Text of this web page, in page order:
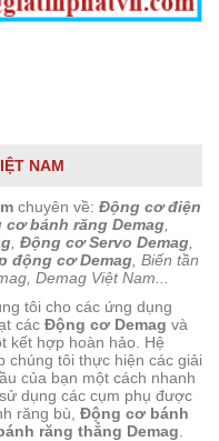
NAM
chuyên về: Động cơ điện
cơ bánh răng Demag
Động cơ Servo Demag
động cơ Demag , Biến tần
Demag Việt Nam...
tôi cho các ứng dụng
các Động cơ Demag và
kết hợp hoàn hảo. Hệ
chúng tôi thực hiện các giải
của bạn một cách nhanh
dụng các cụm phụ được
răng bù, Động cơ bánh
răng thẳng Demag